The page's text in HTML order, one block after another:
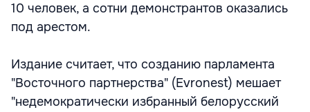
10 человек, а сотни демонстрантов оказались
под арестом.
Издание считает, что созданию парламента
"Восточного партнерства" (Evronest) мешает
"недемократически избранный белорусский